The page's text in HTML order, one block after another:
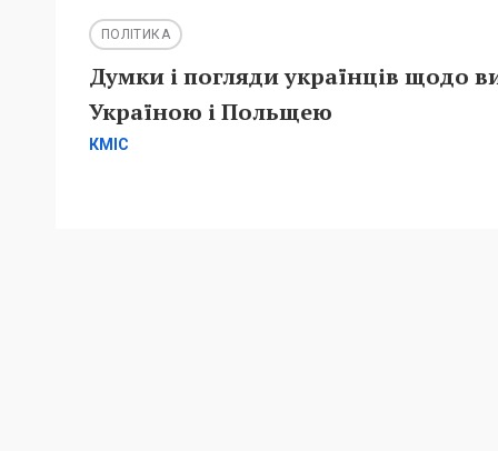
ПОЛІТИКА
Думки і погляди українців щодо
Україною і Польщею
КМІС